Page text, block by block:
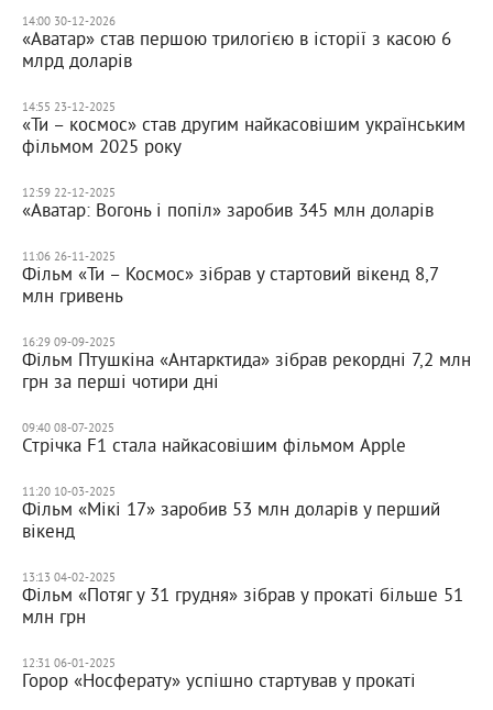
14:00 30-12-2026
«Аватар» став першою трилогією в історії з касою 6
млрд доларів
14:55 23-12-2025
«Ти – космос» став другим найкасовішим українським
фільмом 2025 року
12:59 22-12-2025
«Аватар: Вогонь і попіл» заробив 345 млн доларів
11:06 26-11-2025
Фільм «Ти – Космос» зібрав у стартовий вікенд 8,7
млн гривень
16:29 09-09-2025
Фільм Птушкіна «Антарктида» зібрав рекордні 7,2 млн
грн за перші чотири дні
09:40 08-07-2025
Стрічка F1 стала найкасовішим фільмом Apple
11:20 10-03-2025
Фільм «Мікі 17» заробив 53 млн доларів у перший
вікенд
13:13 04-02-2025
Фільм «Потяг у 31 грудня» зібрав у прокаті більше 51
млн грн
12:31 06-01-2025
Горор «Носферату» успішно стартував у прокаті